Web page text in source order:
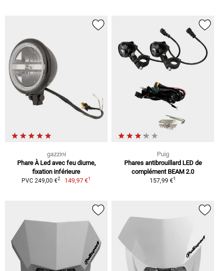
gazzini
Phare À Led avec feu diurne,
fixation inférieure
PVC 249,00 €2 149,97 €1
Puig
Phares antibrouillard LED de
complément BEAM 2.0
157,99 €1